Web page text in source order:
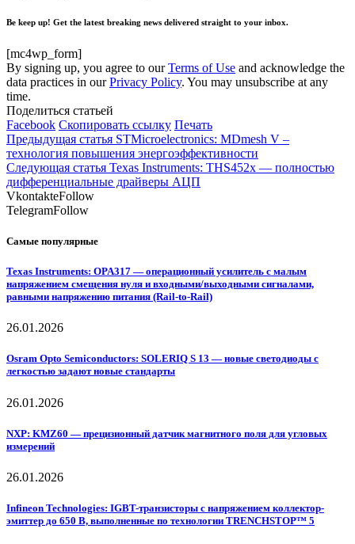
Be keep up! Get the latest breaking news delivered straight to your inbox.
[mc4wp_form]
By signing up, you agree to ourTerms of Use and acknowledge the
data practices in ourPrivacy Policy. You may unsubscribe at any
time.
Поделиться статьей
Facebook Скопировать ссылку Печать
Предыдущая статья STMicroelectronics: MDmesh V –
технология повышения энергоэффективности
Следующая статья Texas Instruments: THS452x — полностью
дифференциальные драйверы АЦП
VkontakteFollow
TelegramFollow
Самые популярные
Texas Instruments: OPA317 — операционный усилитель с малым
напряжением смещения нуля и входными/выходными сигналами,
равными напряжению питания (Rail-to-Rail)
26.01.2026
Osram Opto Semiconductors: SOLERIQ S 13 — новые светодиоды с
легкостью задают новые стандарты
26.01.2026
NXP: KMZ60 — прецизионный датчик магнитного поля для угловых
измерений
26.01.2026
Infineon Technologies: IGBT-транзисторы с напряжением коллектор-
эмиттер до 650 В, выполненные по технологии TRENCHSTOP™ 5